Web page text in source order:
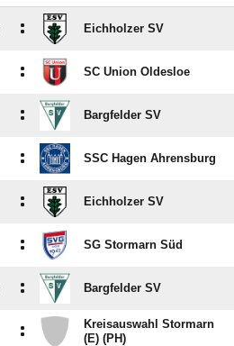
: Eichholzer SV
: SC Union Oldesloe
: Bargfelder SV
: SSC Hagen Ahrensburg
: Eichholzer SV
: SG Stormarn Süd
: Bargfelder SV
:
Kreisauswahl Stormarn
(E) (PH)